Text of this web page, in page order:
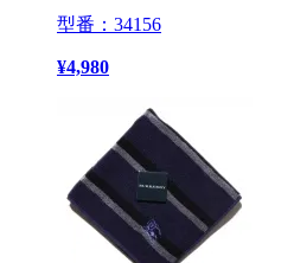
型番：34156
¥4,980